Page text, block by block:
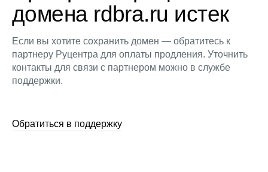
домена rdbra.ru истек
Если вы хотите сохранить домен — обратитесь к
партнеру Руцентра для оплаты продления. Уточнить
контакты для связи с партнером можно в службе
поддержки.
Обратиться в поддержку